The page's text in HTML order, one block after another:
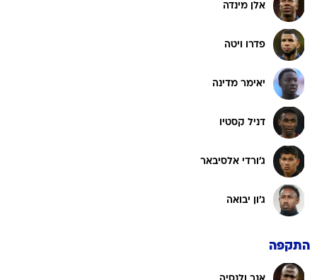
אלן מינדה
פדרו ויטה
יאימר מדינה
דניל קסטיו
ג'ורדי אלסיבאר
ג'ון יבואה
התקפה